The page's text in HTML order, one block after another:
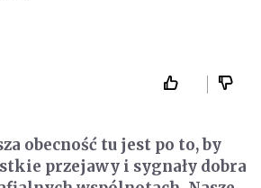
obecność tu jest po to, by
przejawy i sygnały dobra